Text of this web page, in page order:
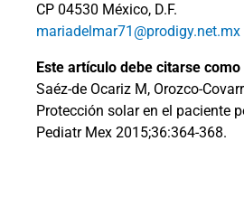
CP 04530 México, D.F.
mariadelmar71@prodigy.net.mx
Este artículo debe citarse como
Saéz-de Ocariz M, Orozco-
Protección solar en el paciente
Pediatr Mex 2015;36:364-368.